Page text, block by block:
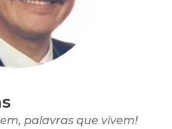
palavras que vivem!